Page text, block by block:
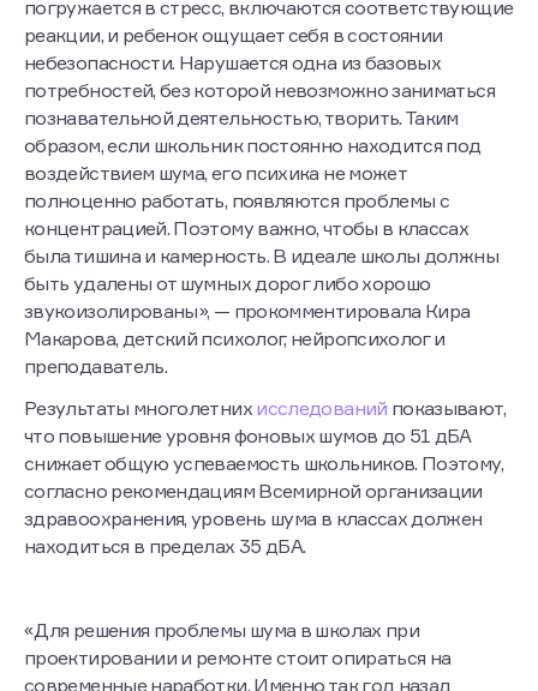
«При высоком уровне шума тело человека
погружается в стресс, включаются соответствующие
реакции, и ребенок ощущает себя в состоянии
небезопасности. Нарушается одна из базовых
потребностей, без которой невозможно заниматься
познавательной деятельностью, творить. Таким
образом, если школьник постоянно находится под
воздействием шума, его психика не может
полноценно работать, появляются проблемы с
концентрацией. Поэтому важно, чтобы в классах
была тишина и камерность. В идеале школы должны
быть удалены от шумных дорог либо хорошо
звукоизолированы», — прокомментировала Кира
Макарова, детский психолог, нейропсихолог и
преподаватель.
Результаты многолетнихисследованийпоказывают,
что повышение уровня фоновых шумов до 51 дБА
снижает общую успеваемость школьников. Поэтому,
согласно рекомендациям Всемирной организации
здравоохранения, уровень шума в классах должен
«Для решения проблемы шума в школах при